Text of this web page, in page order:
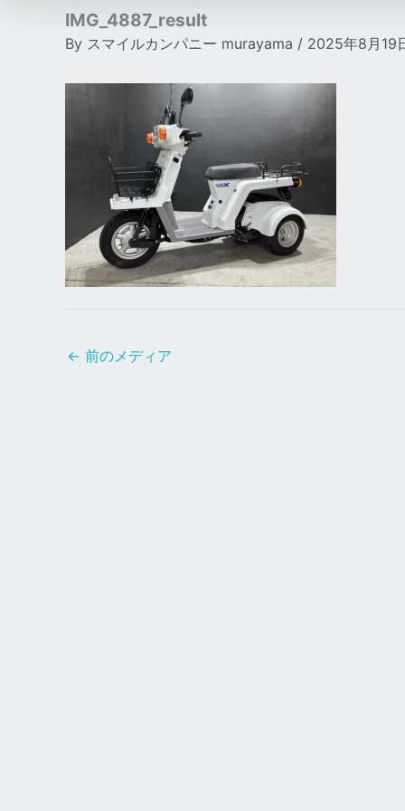
IMG_4887_result
By スマイルカンパニー murayama / 2025年8月19
← 前のメディア